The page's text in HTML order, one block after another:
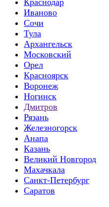
Краснодар
Иваново
Сочи
Тула
Архангельск
Московский
Орел
Красноярск
Воронеж
Ногинск
Дмитров
Рязань
Железногорск
Анапа
Казань
Великий Новгород
Махачкала
Санкт-Петербург
Саратов